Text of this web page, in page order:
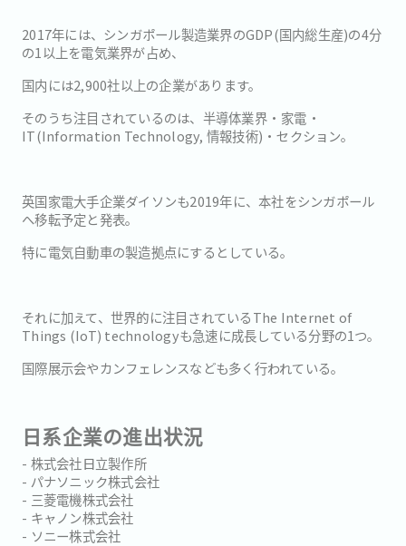
2017年には、シンガポール製造業界のGDP(国内総生産)の4分
の1以上を電気業界が占め、
国内には2,900社以上の企業があります。
そのうち注目されているのは、半導体業界・家電・
IT(Information Technology, 情報技術)・セクション。
英国家電大手企業ダイソンも2019年に、本社をシンガポール
へ移転予定と発表。
特に電気自動車の製造拠点にするとしている。
それに加えて、世界的に注目されているThe Internet of
Things (IoT) technologyも急速に成長している分野の1つ。
国際展示会やカンフェレンスなども多く行われている。
日系企業の進出状況
- 株式会社日立製作所
- パナソニック株式会社
- 三菱電機株式会社
- キャノン株式会社
- ソニー株式会社